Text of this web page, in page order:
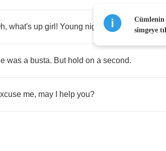
, what's up girl ! Young nigga came over last
was a busta. But hold on a second.
me, may help you?
Cümlenin
simgeye